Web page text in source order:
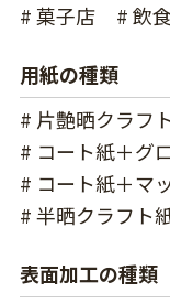
# 菓子店
# 飲
用紙の種類
# 片艶晒クラフ
# コート紙＋グ
# コート紙＋マ
# 半晒クラフト
表面加工の種類